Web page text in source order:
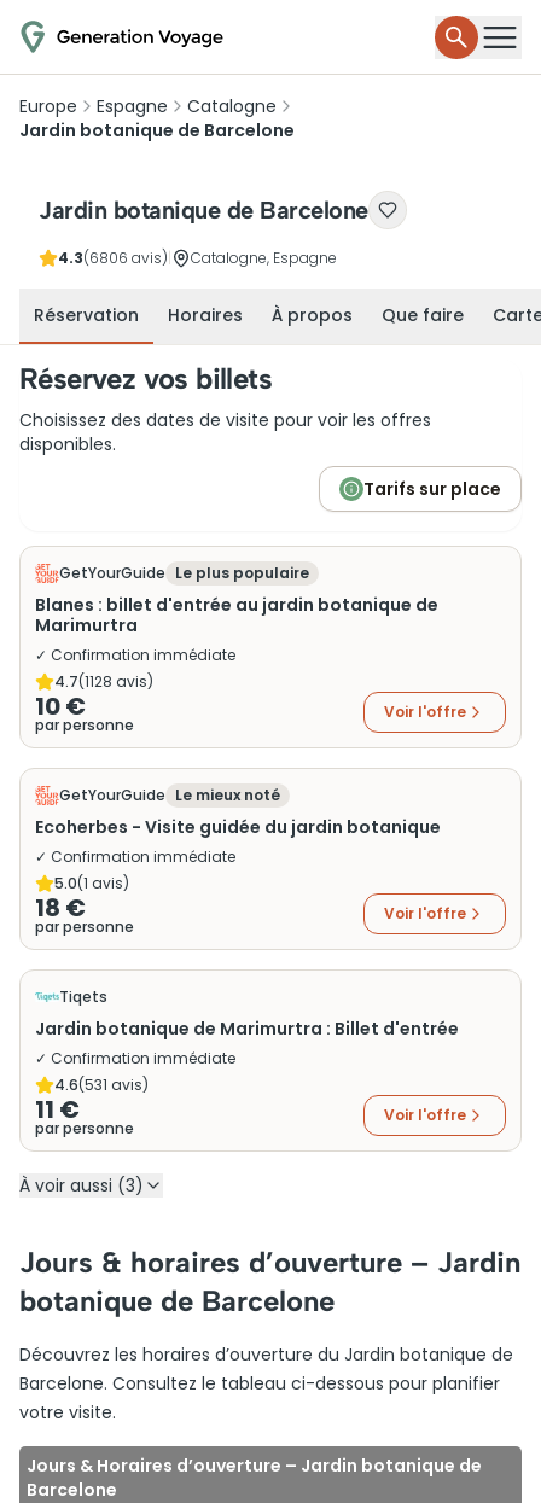
Europe Espagne
Catalogne
Jardin botanique de Barcelone
Jardin botanique de Barcelone
4.3(6806 avis) Catalogne, Espagne
Réservation Horaires À propos Que faire
Réservez vos billets
Choisissez des dates de visite pour voir les offres
disponibles.
Tarifs sur place
GetYourGuide Le plus populaire
Blanes : billet d'entrée au jardin botanique de
Marimurtra
✓ Confirmation immédiate
4.7(1128 avis)
10 €
par personne
Voir l'offre
GetYourGuide Le mieux noté
Ecoherbes - Visite guidée du jardin botanique
✓ Confirmation immédiate
5.0(1 avis)
18 €
par personne
Voir l'offre
Tiqets
Jardin botanique de Marimurtra : Billet d'entrée
✓ Confirmation immédiate
4.6(531 avis)
11 €
par personne
Voir l'offre
À voir aussi (3)
Jours & horaires d’ouverture – Jardin
botanique de Barcelone
Découvrez les horaires d’ouverture du Jardin botanique de
Barcelone. Consultez le tableau ci-dessous pour planifier
votre visite.
Jours & Horaires d’ouverture – Jardin botanique de
Barcelone